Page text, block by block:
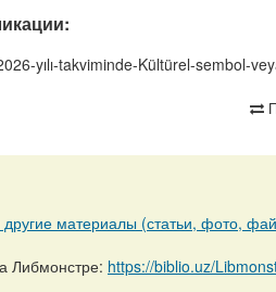
yılı-takviminde-Kültürel-sembol-
другие материалы (статьи, фото,
Либмонстре: https://biblio.uz/